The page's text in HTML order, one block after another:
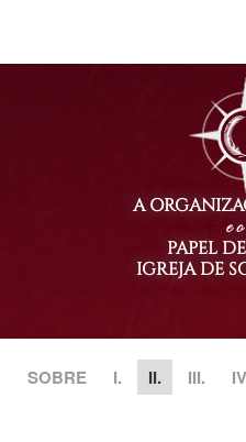
A
e
PAPEL
IGREJA DE
SOBRE I. II. III.